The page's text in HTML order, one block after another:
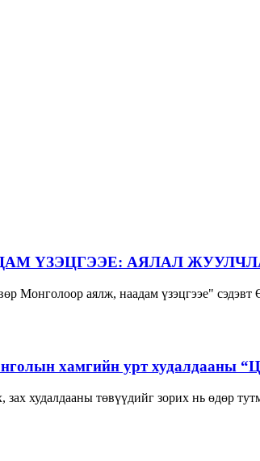
ҮЗЭЦГЭЭЕ: АЯЛАЛ
Монголоор аялж, наадам үзэцгээе"
хамгийн урт худалдааны
зах худалдааны төвүүдийг зорих нь өдөр